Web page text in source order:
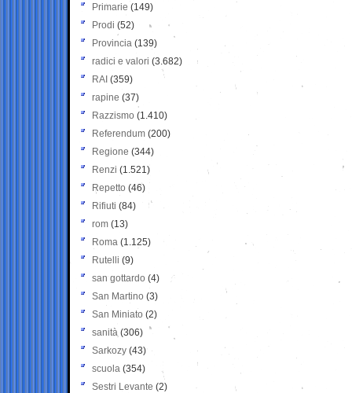
Primarie (149)
Prodi (52)
Provincia (139)
radici e valori (3.682)
RAI (359)
rapine (37)
Razzismo (1.410)
Referendum (200)
Regione (344)
Renzi (1.521)
Repetto (46)
Rifiuti (84)
rom (13)
Roma (1.125)
Rutelli (9)
san gottardo (4)
San Martino (3)
San Miniato (2)
sanità (306)
Sarkozy (43)
scuola (354)
Sestri Levante (2)